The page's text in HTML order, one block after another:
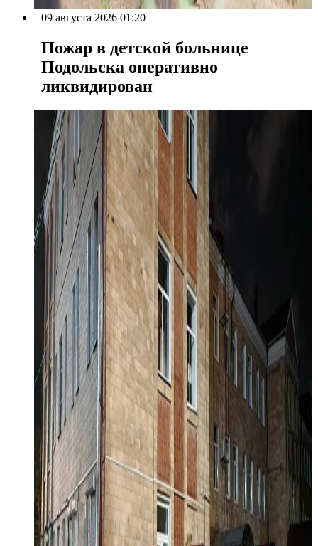
09 августа 2026 01:20
Пожар в детской больнице
Подольска оперативно
ликвидирован